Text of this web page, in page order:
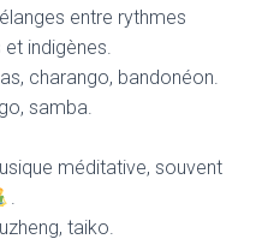
entre rythmes
indigènes.
charango, bandonéon.
samba.
méditative, souvent
.
taiko.